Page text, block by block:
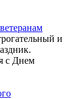
и
с Днем